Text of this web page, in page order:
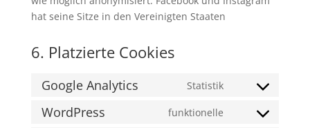
hat seine Sitze in den Vereinigten Staaten
6. Platzierte Cookies
Google Analytics Statistik
Consent
WordPress funktionelle
Consent